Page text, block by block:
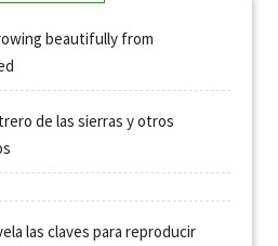
beautifully from
de las sierras y otros
las claves para reproducir